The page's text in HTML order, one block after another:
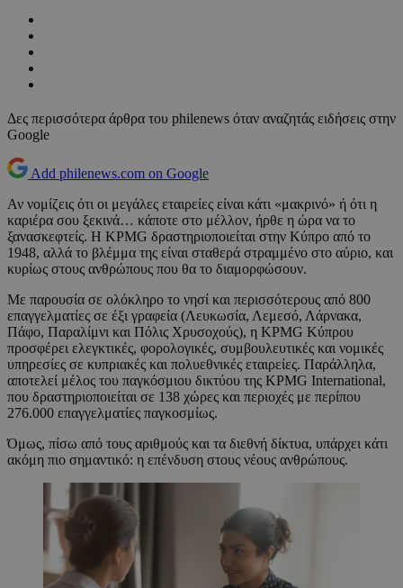
Δες περισσότερα άρθρα του philenews όταν αναζητάς ειδήσεις στην
Google
Add philenews.com on Google
Αν νομίζεις ότι οι μεγάλες εταιρείες είναι κάτι «μακρινό» ή ότι η
καριέρα σου ξεκινά… κάποτε στο μέλλον, ήρθε η ώρα να το
ξανασκεφτείς. Η KPMG δραστηριοποιείται στην Κύπρο από το
1948, αλλά το βλέμμα της είναι σταθερά στραμμένο στο αύριο, και
κυρίως στους ανθρώπους που θα το διαμορφώσουν.
Με παρουσία σε ολόκληρο το νησί και περισσότερους από 800
επαγγελματίες σε έξι γραφεία (Λευκωσία, Λεμεσό, Λάρνακα,
Πάφο, Παραλίμνι και Πόλις Χρυσοχούς), η KPMG Κύπρου
προσφέρει ελεγκτικές, φορολογικές, συμβουλευτικές και νομικές
υπηρεσίες σε κυπριακές και πολυεθνικές εταιρείες. Παράλληλα,
αποτελεί μέλος του παγκόσμιου δικτύου της KPMG International,
που δραστηριοποιείται σε 138 χώρες και περιοχές με περίπου
276.000 επαγγελματίες παγκοσμίως.
Όμως, πίσω από τους αριθμούς και τα διεθνή δίκτυα, υπάρχει κάτι
ακόμη πιο σημαντικό: η επένδυση στους νέους ανθρώπους.